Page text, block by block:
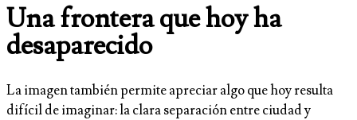
Una frontera que hoy ha
desaparecido
La imagen también permite apreciar algo que hoy resulta
difícil de imaginar: la clara separación entre ciudad y